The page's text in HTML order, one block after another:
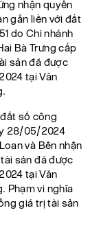
nhận quyền
gắn liền với đất
do Chi nhánh
Bà Trưng cấp
sản đã được
tại Văn
số công
28/05/2024
và Bên nhận
sản đã được
tại Văn
Phạm vi nghĩa
giá trị tài sản